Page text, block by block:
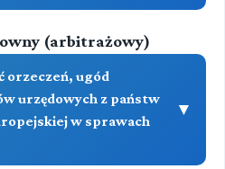
(arbitrażowy)
orzeczeń, ugód
urzędowych z państw
w sprawach
▼